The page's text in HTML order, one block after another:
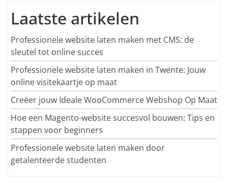
Laatste artikelen
Professionele website laten maken met CMS: de
sleutel tot online succes
Professionele website laten maken in Twente: Jouw
online visitekaartje op maat
Creëer jouw Ideale WooCommerce Webshop Op Maat
Hoe een Magento-website succesvol bouwen: Tips en
stappen voor beginners
Professionele website laten maken door
getalenteerde studenten